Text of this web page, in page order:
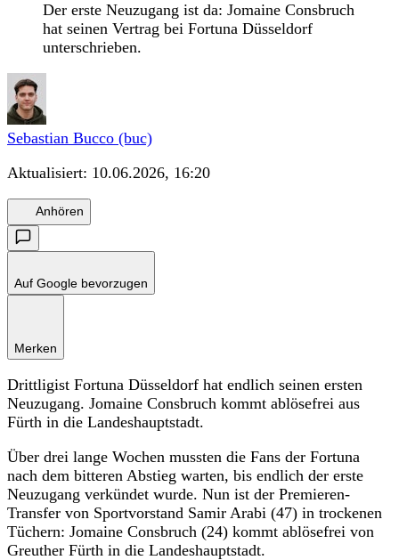
Der erste Neuzugang ist da: Jomaine Consbruch
hat seinen Vertrag bei Fortuna Düsseldorf
unterschrieben.
Sebastian Bucco (buc)
Aktualisiert: 10.06.2026, 16:20
Anhören
Auf Google bevorzugen
Merken
Drittligist Fortuna Düsseldorf hat endlich seinen ersten
Neuzugang. Jomaine Consbruch kommt ablösefrei aus
Fürth in die Landeshauptstadt.
Über drei lange Wochen mussten die Fans der Fortuna
nach dem bitteren Abstieg warten, bis endlich der erste
Neuzugang verkündet wurde. Nun ist der Premieren-
Transfer von Sportvorstand Samir Arabi (47) in trockenen
Tüchern: Jomaine Consbruch (24) kommt ablösefrei von
Greuther Fürth in die Landeshauptstadt.